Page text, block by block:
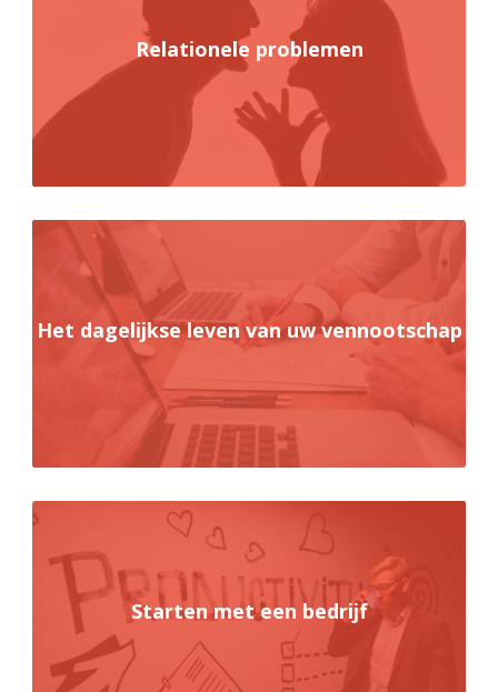
Relationele problemen
Het dagelijkse leven van uw vennootschap
Starten met een bedrijf